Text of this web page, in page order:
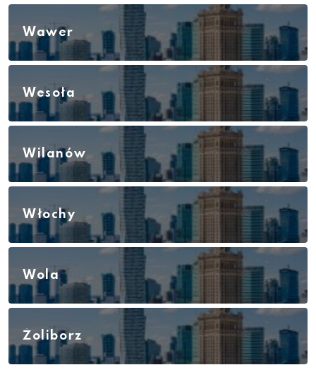
Wawer
Wesoła
Wilanów
Włochy
Wola
Żoliborz